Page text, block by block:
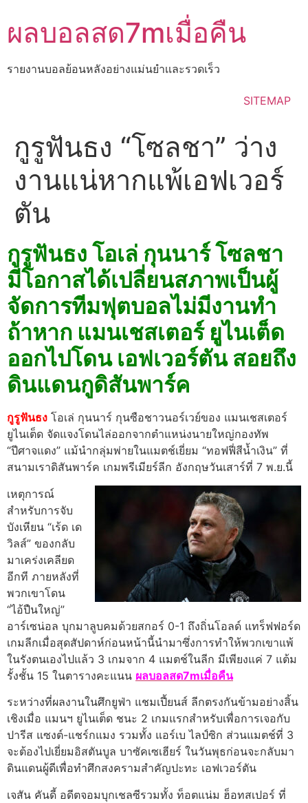
to
content
ผลบอลสด7mเมื่อคืน
รายงานบอลย้อนหลังอย่างแม่นยำเเละรวดเร็ว
SITEMAP
กูรูฟันธง “โซลชา” ว่าง
งานแน่หากแพ้เอฟเวอร์
ตัน
กูรูฟันธง โอเล่ กุนนาร์ โซลชา
มีโอกาสได้เปลี่ยนสภาพเป็นผู้
จัดการทีมฟุตบอลไม่มีงานทำ
ถ้าหาก แมนเชสเตอร์ ยูไนเต็ด
ออกไปโดน เอฟเวอร์ตัน สอยถึง
ดินแดนกูดิสันพาร์ค
กูรูฟันธง โอเล่ กุนนาร์ กุนซือชาวนอร์เวย์ของ แมนเชสเตอร์
ยูไนเต็ด จัดแจงโดนไล่ออกจากตำแหน่งนายใหญ่กองทัพ
“ปีศาจแดง” แม้นำกลุ่มพ่ายในแมตช์เยี่ยม “ทอฟฟี่สีน้ำเงิน” ที่
สนามเราดิสันพาร์ค เกมพรีเมียร์ลีก อังกฤษวันเสาร์ที่ 7 พ.ย.นี้
เหตุการณ์
สำหรับการจับ
บังเหียน “เร้ด เด
วิลส์” ของกลับ
มาเคร่งเคลียด
อีกที ภายหลังที่
พวกเขาโดน
“ไอ้ปืนใหญ่”
อาร์เซน่อล บุกมาลูบคมด้วยสกอร์ 0-1 ถึงถิ่นโอลด์ แทร็ฟฟอร์ด
เกมลีกเมื่อสุดสัปดาห์ก่อนหน้านี้นำมาซึ่งการทำให้พวกเขาแพ้
ในรังตนเองไปแล้ว 3 เกมจาก 4 แมตช์ในลีก มีเพียงแค่ 7 แต้ม
รั้งชั้น 15 ในตารางคะแนน ผลบอลสด7mเมื่อคืน
ระหว่างที่ผลงานในศึกยูฟ่า แชมเปี้ยนส์ ลีกตรงกันข้ามอย่างสิ้น
เชิงเมื่อ แมนฯ ยูไนเต็ด ชนะ 2 เกมแรกสำหรับเพื่อการเจอกับ
ปารีส แซงต์-แชร์กแมง รวมทั้ง แอร์เบ ไลป์ซิก ส่วนแมตช์ที่ 3
จะต้องไปเยี่ยมอิสตันบูล บาซัคเซเฮียร์ ในวันพุธก่อนจะกลับมา
ดินแดนผู้ดีเพื่อทำศึกสงครามสำคัญปะทะ เอฟเวอร์ตัน
เจสัน คันดี้ อดีตจอมบุกเชลซีรวมทั้ง ท็อตแน่ม ฮ็อทสเปอร์ ที่